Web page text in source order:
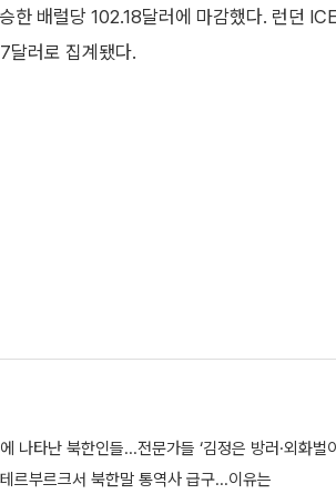
한 배럴당 102.18달러에 마감했다. 런던
달러로 집계됐다.
나타난 북한인들...전문가들 ‘김정은 방러·외화벌
르부르크서 북한말 통역사 급구...이유는